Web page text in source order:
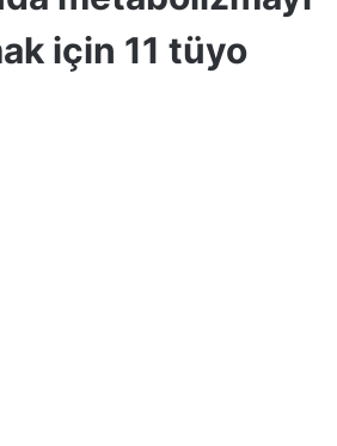
için 11 tüyo